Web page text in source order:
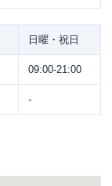
日曜・祝日
09:00-21:00
-